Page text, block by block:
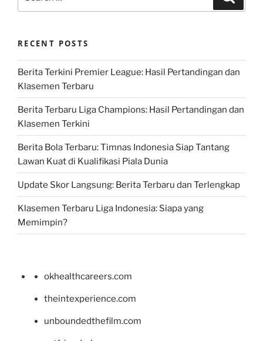
RECENT POSTS
Berita Terkini Premier League: Hasil Pertandingan dan
Klasemen Terbaru
Berita Terbaru Liga Champions: Hasil Pertandingan dan
Klasemen Terkini
Berita Bola Terbaru: Timnas Indonesia Siap Tantang
Lawan Kuat di Kualifikasi Piala Dunia
Update Skor Langsung: Berita Terbaru dan Terlengkap
Klasemen Terbaru Liga Indonesia: Siapa yang
Memimpin?
okhealthcareers.com
theintexperience.com
unboundedthefilm.com